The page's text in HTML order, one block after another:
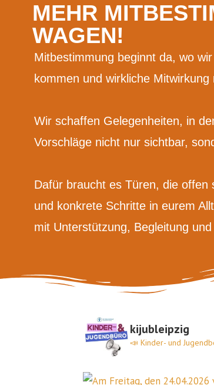
MEHR MITBE
WAGEN!
Mitbestimmung beginnt da, wo
kommen und wirkliche Mitwirkung
Wir schaffen Gelegenheiten, in
Vorschläge nicht nur sichtbar,
Dafür braucht es Türen, die offen
und konkrete Schritte in eurem
mit Unterstützung, Begleitung
kijubleipzig
📣 Kinder- und